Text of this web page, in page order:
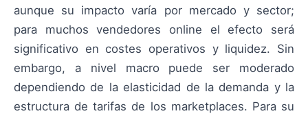
aunque su impacto varía por mercado y sector;
para muchos vendedores online el efecto será
significativo en costes operativos y liquidez. Sin
embargo, a nivel macro puede ser moderado
dependiendo de la elasticidad de la demanda y la
estructura de tarifas de los marketplaces. Para su